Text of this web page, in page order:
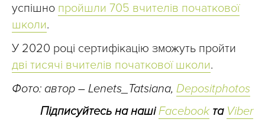
успішно пройшли 705 вчителів початкової
школи.
У 2020 році сертифікацію зможуть пройти
дві тисячі вчителів початкової школи.
Фото: автор – Lenets_Tatsiana, Depositphotos
Підписуйтесь на нашіFacebookта Viber